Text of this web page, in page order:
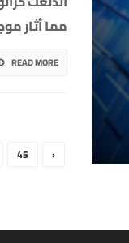
مما أثار
READ MORE
45 ›